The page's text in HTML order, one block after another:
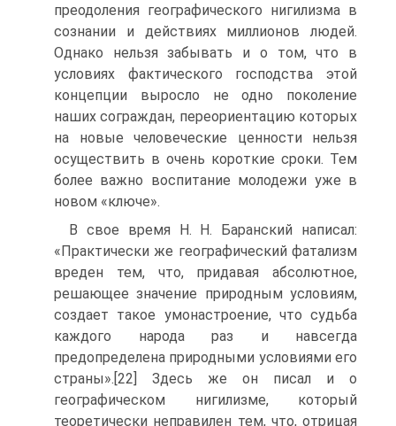
преодоления географического нигилизма в
сознании и действиях миллионов людей.
Однако нельзя забывать и о том, что в
условиях фактического господства этой
концепции выросло не одно поколение
наших сограждан, переориентацию которых
на новые человеческие ценности нельзя
осуществить в очень короткие сроки. Тем
более важно воспитание молодежи уже в
новом «ключе».
В свое время Н. Н. Баранский написал:
«Практически же географический фатализм
вреден тем, что, придавая абсолютное,
решающее значение природным условиям,
создает такое умонастроение, что судьба
каждого народа раз и навсегда
предопределена природными условиями его
страны».[22] Здесь же он писал и о
географическом нигилизме, который
теоретически неправилен тем, что, отрицая